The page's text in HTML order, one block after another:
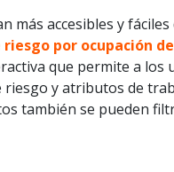
más accesibles y
riesgo por ocupación
que permite a
riesgo y atributos de
también se pueden